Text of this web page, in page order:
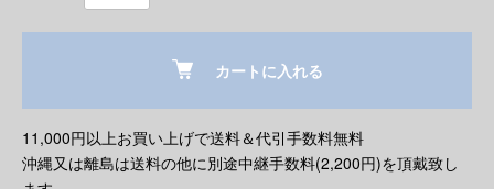
カートに入れる
11,000円以上お買い上げで送料＆代引手数料無料
沖縄又は離島は送料の他に別途中継手数料(2,200円)を頂戴致し